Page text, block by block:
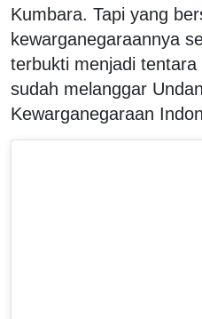
Kumbara. Tapi yang
kewarganegaraannya
terbukti menjadi
sudah melanggar
Kewarganegaraan